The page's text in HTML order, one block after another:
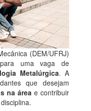
(DEM/UFRJ)
uma vaga de
Metalúrgica. A
que desejam
na área e contribuir